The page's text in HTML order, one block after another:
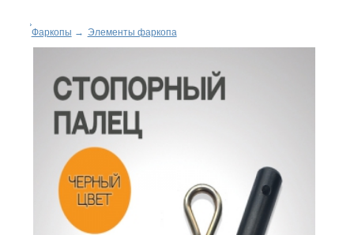
Фаркопы → Элементы фаркопа